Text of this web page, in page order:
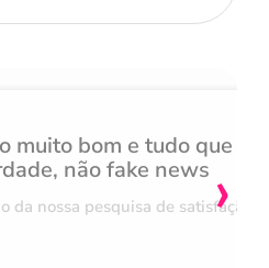
muito bom e tudo que
não fake news
da nossa pesquisa de satisfação
›